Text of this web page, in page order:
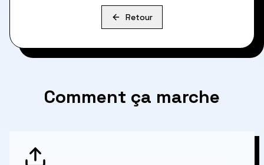
Retour
Comment ça marche